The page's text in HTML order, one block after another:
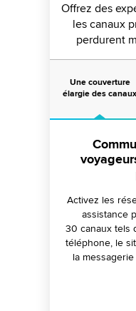
Offrez des
les canaux
perdurent
Une couverture
élargie des canaux
Activez les
assistance
30 canaux tels
téléphone, le
la
Gérez les
saison
Permettez
réponses
outils d'IA en
en direct 24h/
articles SEO,
les canaux
agents
workflows
résoudre les